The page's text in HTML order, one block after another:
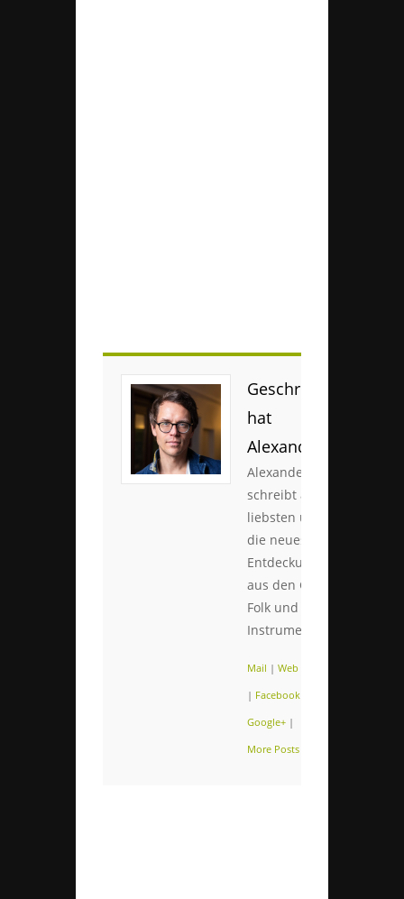
Geschrieben
hat
Alexander
Alexander
schreibt am
liebsten über
die neuesten
Entdeckungen
aus den Genres
Folk und
Instrumental.
Mail | Web
| Facebook
Google+ |
More Posts (109)